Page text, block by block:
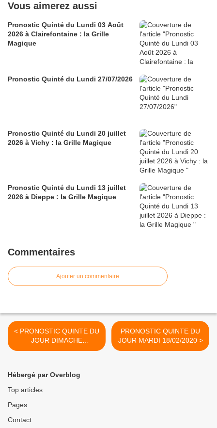
Vous aimerez aussi
Pronostic Quinté du Lundi 03 Août
2026 à Clairefontaine : la Grille
Magique
Pronostic Quinté du Lundi 27/07/2026
Pronostic Quinté du Lundi 20 juillet
2026 à Vichy : la Grille Magique
Pronostic Quinté du Lundi 13 juillet
2026 à Dieppe : la Grille Magique
Commentaires
Ajouter un commentaire
< PRONOSTIC QUINTE DU
JOUR DIMACHE
16/02/2020
PRONOSTIC QUINTE DU
JOUR MARDI 18/02/2020 >
Hébergé par Overblog
Top articles
Pages
Contact